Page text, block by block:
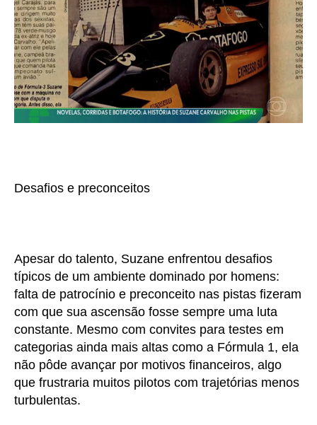
Desafios e preconceitos
Apesar do talento, Suzane enfrentou desafios
típicos de um ambiente dominado por homens:
falta de patrocínio e preconceito nas pistas fizeram
com que sua ascensão fosse sempre uma luta
constante. Mesmo com convites para testes em
categorias ainda mais altas como a Fórmula 1, ela
não pôde avançar por motivos financeiros, algo
que frustraria muitos pilotos com trajetórias menos
turbulentas.